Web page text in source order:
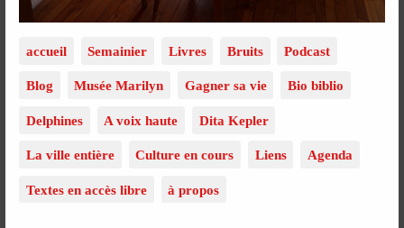
accueil Semainier Livres Bruits Podcast
Blog Musée Marilyn Gagner sa vie Bio biblio
Delphines A voix haute Dita Kepler
La ville entière Culture en cours Liens Agenda
Textes en accès libre à propos